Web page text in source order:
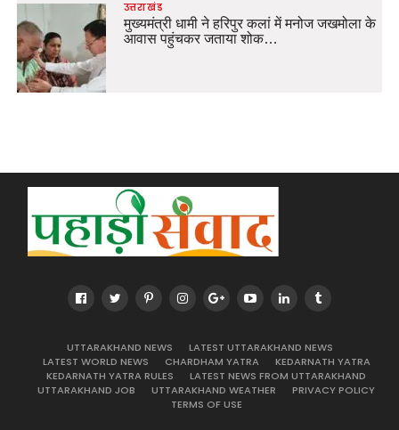
उत्तराखंड
मुख्यमंत्री धामी ने हरिपुर कलां में मनोज जखमोला के
आवास पहुंचकर जताया शोक…
UTTARAKHAND NEWS
LATEST UTTARAKHAND NEWS
LATEST WORLD NEWS
CHARDHAM YATRA
KEDARNATH YATRA
KEDARNATH YATRA RULES
LATEST NEWS FROM UTTARAKHAND
UTTARAKHAND JOB
UTTARAKHAND WEATHER
PRIVACY POLICY
TERMS OF USE